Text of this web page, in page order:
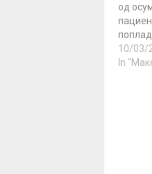
од
на
10/03/
In